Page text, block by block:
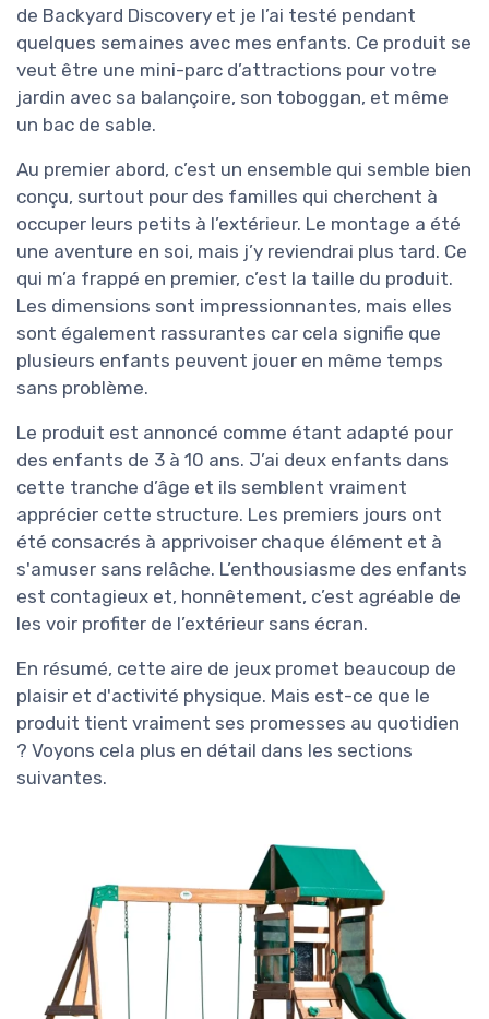
de Backyard Discovery et je l’ai testé pendant
quelques semaines avec mes enfants. Ce produit se
veut être une mini-parc d’attractions pour votre
jardin avec sa balançoire, son toboggan, et même
un bac de sable.
Au premier abord, c’est un ensemble qui semble bien
conçu, surtout pour des familles qui cherchent à
occuper leurs petits à l’extérieur. Le montage a été
une aventure en soi, mais j’y reviendrai plus tard. Ce
qui m’a frappé en premier, c’est la taille du produit.
Les dimensions sont impressionnantes, mais elles
sont également rassurantes car cela signifie que
plusieurs enfants peuvent jouer en même temps
sans problème.
Le produit est annoncé comme étant adapté pour
des enfants de 3 à 10 ans. J’ai deux enfants dans
cette tranche d’âge et ils semblent vraiment
apprécier cette structure. Les premiers jours ont
été consacrés à apprivoiser chaque élément et à
s'amuser sans relâche. L’enthousiasme des enfants
est contagieux et, honnêtement, c’est agréable de
les voir profiter de l’extérieur sans écran.
En résumé, cette aire de jeux promet beaucoup de
plaisir et d'activité physique. Mais est-ce que le
produit tient vraiment ses promesses au quotidien
? Voyons cela plus en détail dans les sections
suivantes.